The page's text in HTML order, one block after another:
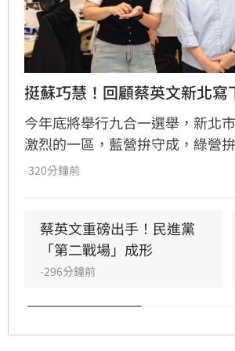
挺蘇巧慧！回顧蔡英文新北寫
今年底將舉行九合一選舉，新北
激烈的一區，藍營拚守成，綠營
參選人李四川與民進黨參選人蘇
主委時，蔡英文一口就答應。完
的蔡英文，除了挾帶超高人氣之
的「政壇起家厝」，三度在此橫
-320分鐘前
蔡英文重磅出手！民進黨
「第二戰場」成形
-296分鐘前